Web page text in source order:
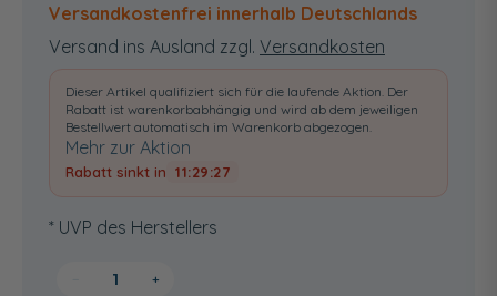
Versandkostenfrei innerhalb Deutschlands
Versand ins Ausland zzgl. Versandkosten
Dieser Artikel qualifiziert sich für die laufende Aktion. Der
Rabatt ist warenkorbabhängig und wird ab dem jeweiligen
Bestellwert automatisch im Warenkorb abgezogen.
Mehr zur Aktion
Rabatt sinkt in 11:29:26
* UVP des Herstellers
+